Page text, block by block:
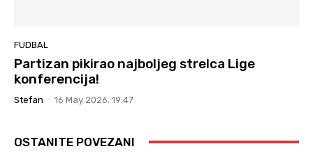
FUDBAL
Partizan pikirao najboljeg strelca Lige
konferencija!
Stefan - 16 May 2026. 19:47
OSTANITE POVEZANI